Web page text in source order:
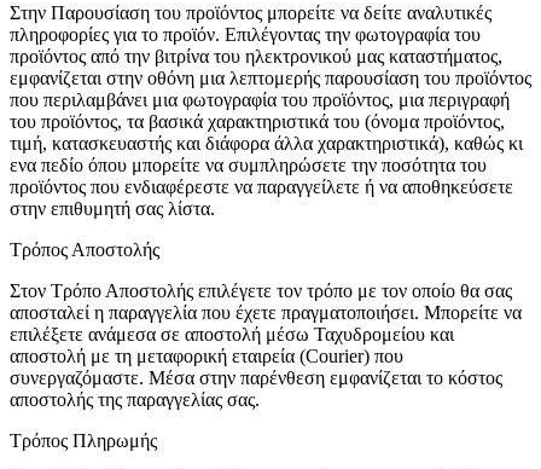
Στην Παρουσίαση του προϊόντος μπορείτε να δείτε αναλυτικές
πληροφορίες για το προϊόν. Επιλέγοντας την φωτογραφία του
προϊόντος από την βιτρίνα του ηλεκτρονικού μας καταστήματος,
εμφανίζεται στην οθόνη μια λεπτομερής παρουσίαση του προϊόντος
που περιλαμβάνει μια φωτογραφία του προϊόντος, μια περιγραφή
του προϊόντος, τα βασικά χαρακτηριστικά του (όνομα προϊόντος,
τιμή, κατασκευαστής και διάφορα άλλα χαρακτηριστικά), καθώς κι
ενα πεδίο όπου μπορείτε να συμπληρώσετε την ποσότητα του
προϊόντος που ενδιαφέρεστε να παραγγείλετε ή να αποθηκεύσετε
στην επιθυμητή σας λίστα.
Τρόπος Αποστολής
Στον Τρόπο Αποστολής επιλέγετε τον τρόπο με τον οποίο θα σας
αποσταλεί η παραγγελία που έχετε πραγματοποιήσει. Μπορείτε να
επιλέξετε ανάμεσα σε αποστολή μέσω Ταχυδρομείου και
αποστολή με τη μεταφορική εταιρεία (Courier) που
συνεργαζόμαστε. Μέσα στην παρένθεση εμφανίζεται το κόστος
αποστολής της παραγγελίας σας.
Τρόπος Πληρωμής